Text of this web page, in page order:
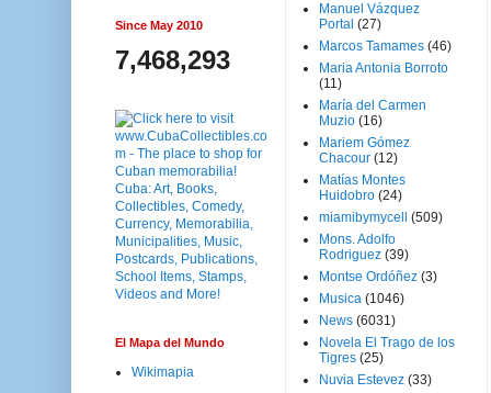
Since May 2010
7,468,293
El Mapa del Mundo
Wikimapia
Manuel Vázquez
Portal (27)
Marcos Tamames (46)
Maria Antonia Borroto
(11)
María del Carmen
Muzio (16)
Mariem Gómez
Chacour (12)
Matías Montes
Huidobro (24)
miamibymycell
(509)
Mons. Adolfo
Rodriguez (39)
Montse Ordóñez (3)
Musica (1046)
News (6031)
Novela El Trago de los
Tigres (25)
Nuvia Estevez (33)